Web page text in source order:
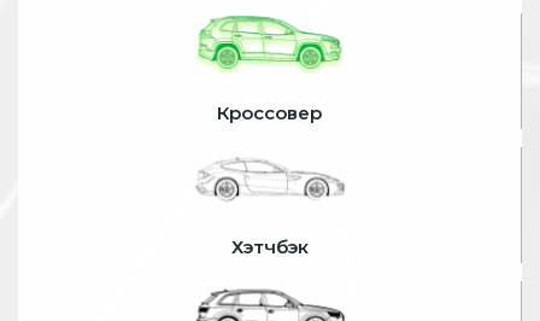
Кроссовер
Хэтчбэк